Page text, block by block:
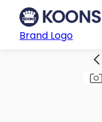
Brand Logo